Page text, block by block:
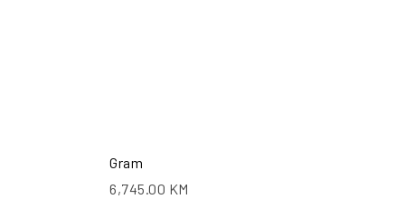
Gram
6,745.00 KM